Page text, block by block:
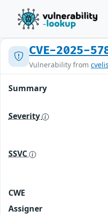
CVE-2025-
Vulnerability from
Summary
Severity
SSVC
CWE
Assigner